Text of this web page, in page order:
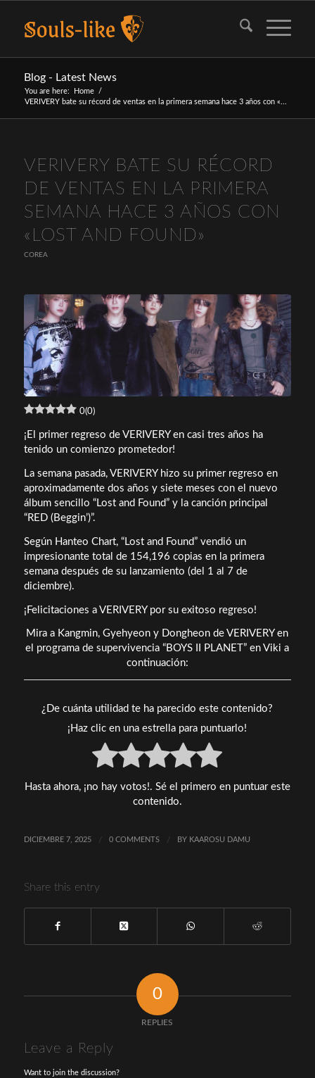
Blog - Latest News
You are here: Home
/
VERIVERY bate su récord de ventas en la primera semana hace 3 años con «...
VERIVERY BATE SU RÉCORD
DE VENTAS EN LA PRIMERA
SEMANA HACE 3 AÑOS CON
«LOST AND FOUND»
COREA
0(0)
¡El primer regreso de VERIVERY en casi tres años ha
tenido un comienzo prometedor!
La semana pasada, VERIVERY hizo su primer regreso en
aproximadamente dos años y siete meses con el nuevo
álbum sencillo “Lost and Found” y la canción principal
“RED (Beggin’)”.
Según Hanteo Chart, “Lost and Found” vendió un
impresionante total de 154,196 copias en la primera
semana después de su lanzamiento (del 1 al 7 de
diciembre).
¡Felicitaciones a VERIVERY por su exitoso regreso!
Mira a Kangmin, Gyehyeon y Dongheon de VERIVERY en
el programa de supervivencia “BOYS II PLANET” en Viki a
continuación:
¿De cuánta utilidad te ha parecido este contenido?
¡Haz clic en una estrella para puntuarlo!
Hasta ahora, ¡no hay votos!. Sé el primero en puntuar este
contenido.
DICIEMBRE 7, 2025 / 0 COMMENTS / BY KAAROSU DAMU
Share this entry
0
REPLIES
Leave a Reply
Want to join the discussion?